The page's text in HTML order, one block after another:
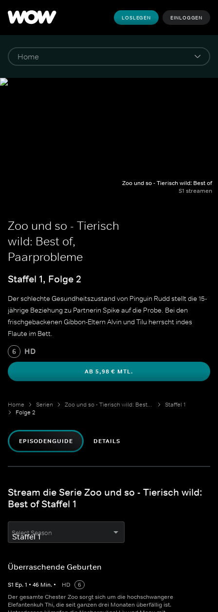
LOSLEGEN EINLOGGEN
Zoo und so - Tierisch wild: Best of
S1 streamen
Zoo und so - Tierisch
wild: Best of,
Paarprobleme
Staffel 1, Folge 2
Der schlechte Gesundheitszustand von Pinguin Rudd stellt die 15-
jährige Beziehung zu Partnerin Spike auf die Probe. Bei den
frischgebackenen Gibbon-Eltern Alvin und Tilu herrscht indes
Flaute im Bett.
6 HD
AB 5,98 € MTL.
Home Serien Zoo und so - Tierisch wild: Best of
Staffel 1
Folge 2
EPISODENGUIDE DETAILS
Stream die Serie Zoo und so - Tierisch wild:
Best of Staffel 1
Select Season
Überraschende Geburten
S1 Ep.1 • 46 Min. • HD
6
Der gesamte Chester Zoo sorgt sich um die hochschwangere
Elefantenkuh Thi, die seit ganzen drei Monaten überfällig ist.